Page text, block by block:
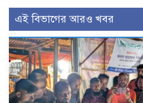
এই বিভাগের আরও খবর